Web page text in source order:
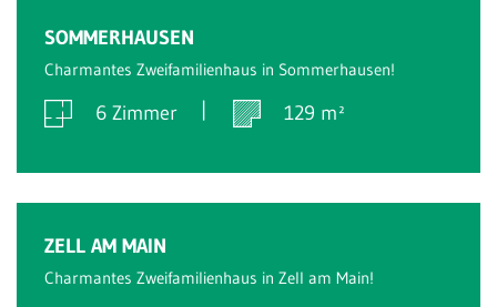
SOMMERHAUSEN
Charmantes Zweifamilienhaus in Sommerhausen!
6 Zimmer 129 m²
ZELL AM MAIN
Charmantes Zweifamilienhaus in Zell am Main!